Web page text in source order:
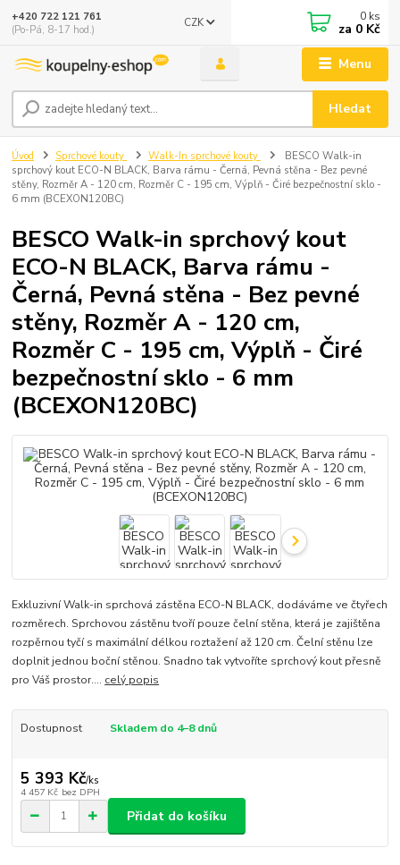
Menu
CZK
Hledat
+420 722 121 761
(Po-Pá, 8-17 hod.)
0 ks
za 0 Kč
Úvod Sprchové kouty Walk-In sprchové kouty
BESCO Walk-in
sprchový kout ECO-N BLACK, Barva rámu - Černá, Pevná stěna - Bez pevné
stěny, Rozměr A - 120 cm, Rozměr C - 195 cm, Výplň - Čiré bezpečnostní sklo -
6 mm (BCEXON120BC)
BESCO Walk-in sprchový kout
ECO-N BLACK, Barva rámu -
Černá, Pevná stěna - Bez pevné
stěny, Rozměr A - 120 cm,
Rozměr C - 195 cm, Výplň - Čiré
bezpečnostní sklo - 6 mm
(BCEXON120BC)
Exkluzivní Walk-in sprchová zástěna ECO-N BLACK, dodáváme ve čtyřech
rozměrech. Sprchovou zástěnu tvoří pouze čelní stěna, která je zajištěna
rozpěrnou tyčí s maximální délkou roztažení až 120 cm. Čelní stěnu lze
doplnit jednou boční stěnou. Snadno tak vytvoříte sprchový kout přesně
pro Váš prostor.... celý popis
Dostupnost Skladem do 4–8 dnů
5 393 Kč/ks
4 457 Kč bez DPH
Přidat do košíku